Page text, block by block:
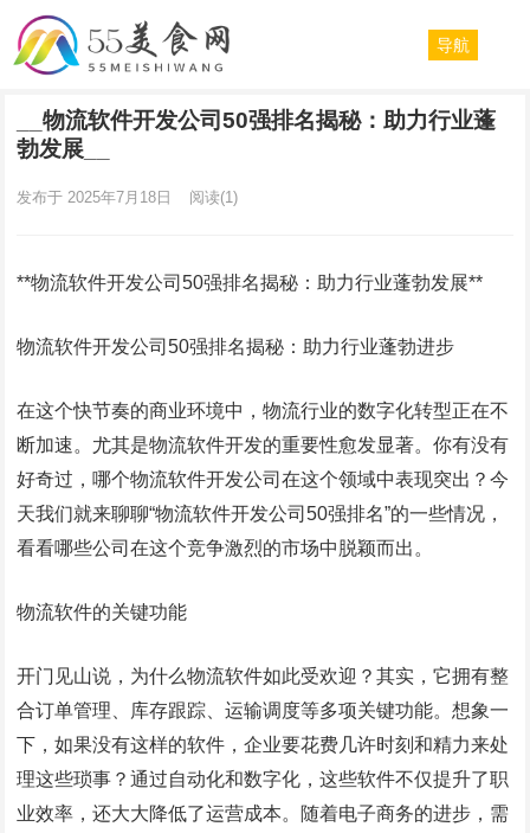
导航
__物流软件开发公司50强排名揭秘：助力行业蓬
勃发展__
发布于 2025年7月18日 阅读(1)
**物流软件开发公司50强排名揭秘：助力行业蓬勃发展**
物流软件开发公司50强排名揭秘：助力行业蓬勃进步
在这个快节奏的商业环境中，物流行业的数字化转型正在不
断加速。尤其是物流软件开发的重要性愈发显著。你有没有
好奇过，哪个物流软件开发公司在这个领域中表现突出？今
天我们就来聊聊“物流软件开发公司50强排名”的一些情况，
看看哪些公司在这个竞争激烈的市场中脱颖而出。
物流软件的关键功能
开门见山说，为什么物流软件如此受欢迎？其实，它拥有整
合订单管理、库存跟踪、运输调度等多项关键功能。想象一
下，如果没有这样的软件，企业要花费几许时刻和精力来处
理这些琐事？通过自动化和数字化，这些软件不仅提升了职
业效率，还大大降低了运营成本。随着电子商务的进步，需